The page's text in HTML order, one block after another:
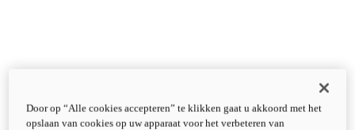
Door op “Alle cookies accepteren” te klikken gaat u akkoord met het
opslaan van cookies op uw apparaat voor het verbeteren van